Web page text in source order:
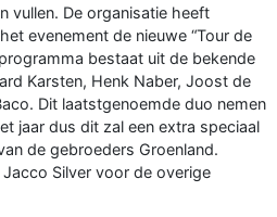
vullen. De organisatie heeft
evenement de nieuwe “Tour de
bestaat uit de bekende
Karsten, Henk Naber, Joost de
Dit laatstgenoemde duo nemen
jaar dus dit zal een extra speciaal
de gebroeders Groenland.
Jacco Silver voor de overige